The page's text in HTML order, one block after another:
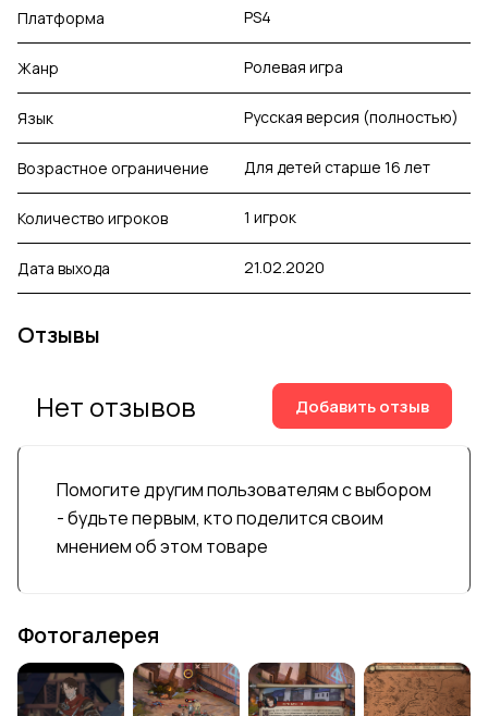
Платформа PS4
Жанр Ролевая игра
Язык Русская версия (полностью)
Возрастное ограничение Для детей старше 16 лет
Количество игроков 1 игрок
Дата выхода 21.02.2020
Отзывы
Помогите другим пользователям с выбором
- будьте первым, кто поделится своим
мнением об этом товаре
Нет отзывов Добавить отзыв
Фотогалерея